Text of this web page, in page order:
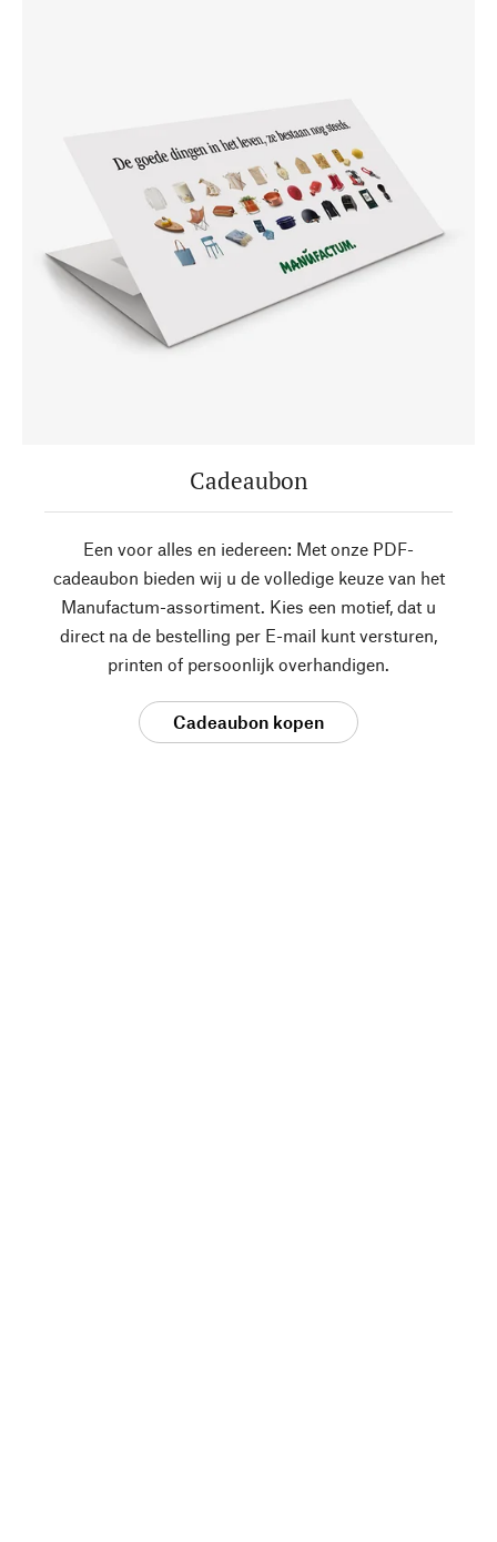
Cadeaubon
Een voor alles en iedereen: Met onze PDF-
cadeaubon bieden wij u de volledige keuze van het
Manufactum-assortiment. Kies een motief, dat u
direct na de bestelling per E-mail kunt versturen,
printen of persoonlijk overhandigen.
Cadeaubon kopen